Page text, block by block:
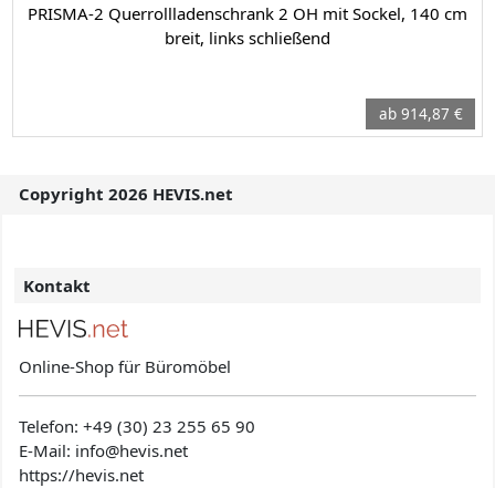
PRISMA-2 Querrollladenschrank 2 OH mit Sockel, 140 cm
breit, links schließend
ab 914,87 €
Copyright 2026 HEVIS.net
Kontakt
Online-Shop für Büromöbel
Telefon:+49 (30) 23 255 65 90
E-Mail: info@hevis.net
https://hevis.net